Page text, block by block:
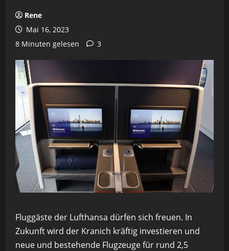
Rene
Mai 16, 2023
8 Minuten gelesen
3
Fluggäste der Lufthansa dürfen sich freuen. In
Zukunft wird der Kranich kräftig investieren und
neue und bestehende Flugzeuge für rund 2,5